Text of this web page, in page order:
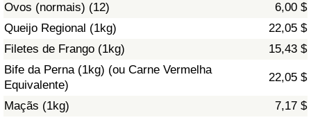
Ovos (normais) (12)
6,00 $
Queijo Regional (1kg)
22,05 $
Filetes de Frango (1kg)
15,43 $
Bife da Perna (1kg) (ou Carne Vermelha
Equivalente)
22,05 $
Maçãs (1kg)
7,17 $
Indicador de Saúde
Indicador de Saúde por País
Poluição